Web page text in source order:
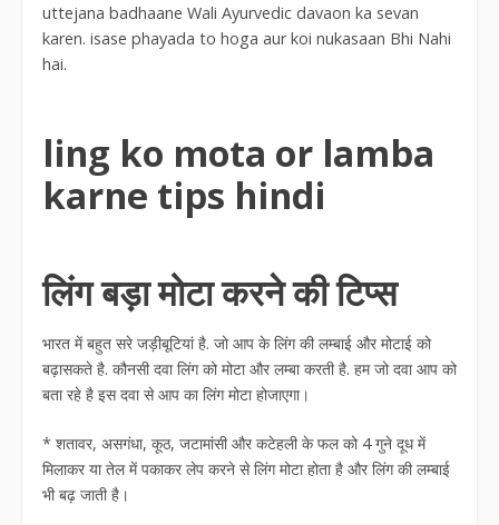
uttejana badhaane Wali Ayurvedic davaon ka sevan
karen. isase phayada to hoga aur koi nukasaan Bhi Nahi
hai.
ling ko mota or lamba
karne tips hindi
लिंग बड़ा मोटा करने की टिप्स
भारत में बहुत सरे जड़ीबूटियां है. जो आप के लिंग की लम्बाई और मोटाई को
बढ़ासकते है. कौनसी दवा लिंग को मोटा और लम्बा करती है. हम जो दवा आप को
बता रहे है इस दवा से आप का लिंग मोटा होजाएगा।
* शतावर, असगंधा, कूठ, जटामांसी और कटेहली के फल को 4 गुने दूध में
मिलाकर या तेल में पकाकर लेप करने से लिंग मोटा होता है और लिंग की लम्बाई
भी बढ़ जाती है।